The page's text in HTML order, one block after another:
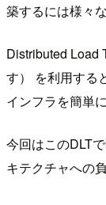
築するには様々
Distributed Load
す） を利用する
インフラを簡単
今回はこのDLT
キテクチャへの